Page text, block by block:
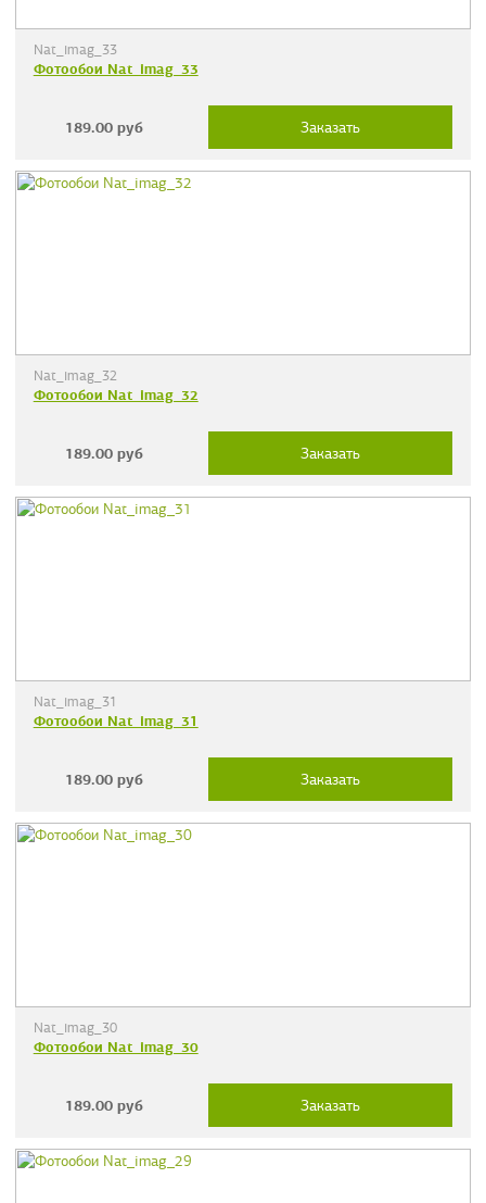
Nat_imag_33
Фотообои Nat_imag_33
189.00 руб Заказать
Nat_imag_32
Фотообои Nat_imag_32
189.00 руб Заказать
Nat_imag_31
Фотообои Nat_imag_31
189.00 руб Заказать
Nat_imag_30
Фотообои Nat_imag_30
189.00 руб Заказать